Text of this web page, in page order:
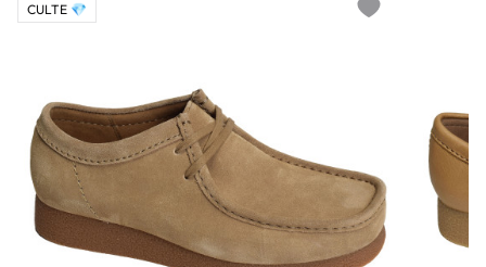
CULTE 💎